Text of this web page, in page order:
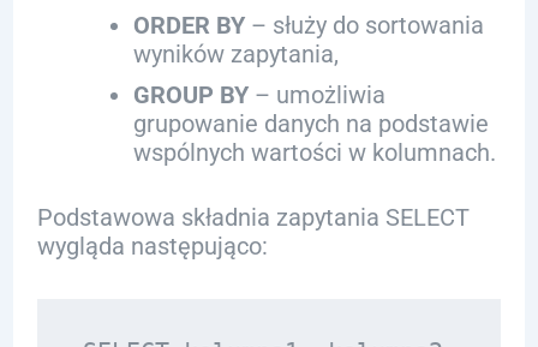
ORDER BY– służy do sortowania
wyników zapytania,
GROUP BY– umożliwia
grupowanie danych na podstawie
wspólnych wartości w kolumnach.
Podstawowa składnia zapytania SELECT
wygląda następująco: